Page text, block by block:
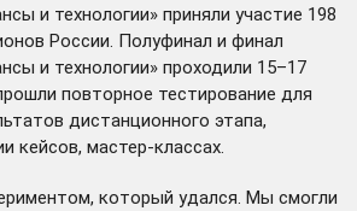
и технологии» приняли участие 198
России. Полуфинал и финал
и технологии» проходили 15–17
повторное тестирование для
дистанционного этапа,
кейсов, мастер-классах.
который удался. Мы смогли